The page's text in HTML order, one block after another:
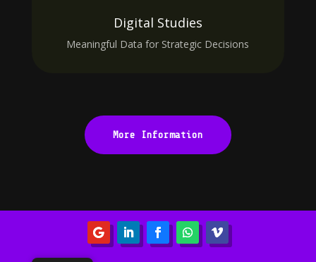
Digital Studies
Meaningful Data for Strategic Decisions
More Information